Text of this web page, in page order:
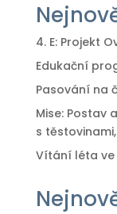
4. E: Projekt
Edukační
Pasování na
Mise: Postav
s
Vítání léta ve